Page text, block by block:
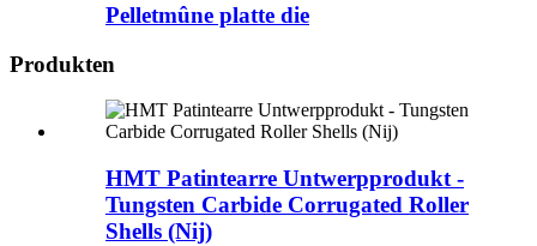
Pelletmûne platte die
Produkten
HMT Patintearre Untwerpprodukt -
Tungsten Carbide Corrugated Roller
Shells (Nij)